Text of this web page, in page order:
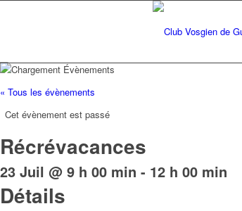
« Tous les évènements
Cet évènement est passé
Récrévacances
23 Juil @ 9 h 00 min - 12 h 00 min
Détails